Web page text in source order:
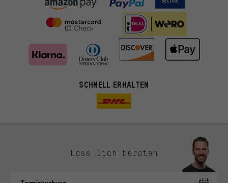
SCHNELL ERHALTEN
Lass Dich beraten
Du bekommst, statt zufälliger Werbung, genauer passende